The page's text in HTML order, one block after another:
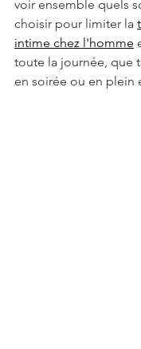
voir ensemble quels
choisir pour limiter la
intime chez l'homme
toute la journée, que
en soirée ou en plein